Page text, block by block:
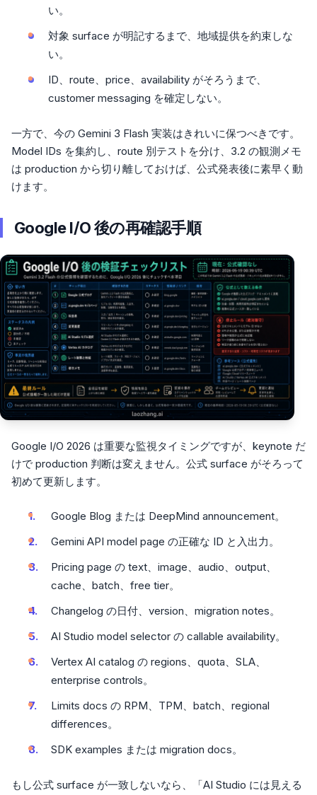
い。
対象 surface が明記するまで、地域提供を約束しな
い。
ID、route、price、availability がそろうまで、
customer messaging を確定しない。
一方で、今の Gemini 3 Flash 実装はきれいに保つべきです。
Model IDs を集約し、route 別テストを分け、3.2 の観測メモ
は production から切り離しておけば、公式発表後に素早く動
けます。
Google I/O 後の再確認手順
Google I/O 2026 は重要な監視タイミングですが、keynote だ
けで production 判断は変えません。公式 surface がそろって
初めて更新します。
Google Blog または DeepMind announcement。
Gemini API model page の正確な ID と入出力。
Pricing page の text、image、audio、output、
cache、batch、free tier。
Changelog の日付、version、migration notes。
AI Studio model selector の callable availability。
Vertex AI catalog の regions、quota、SLA、
enterprise controls。
Limits docs の RPM、TPM、batch、regional
differences。
SDK examples または migration docs。
もし公式 surface が一致しないなら、「AI Studio には見える